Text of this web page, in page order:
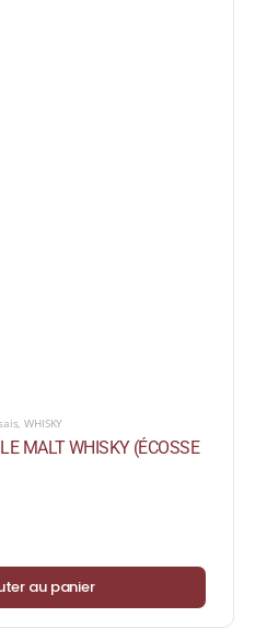
,WHISKY
MALT WHISKY (ÉCOSSE
au panier